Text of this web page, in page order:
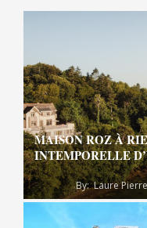
MAISON ROZ À
INTEMPORELLE
By: Laure Pierre